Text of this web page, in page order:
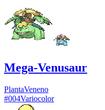
Mega-Venusaur
PlantaVeneno
#004Variocolor